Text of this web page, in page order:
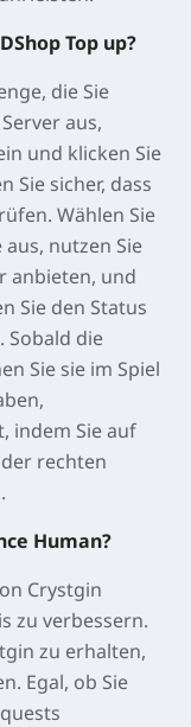
Top up?
die Sie
aus,
und klicken Sie
Sie sicher, dass
Wählen Sie
nutzen Sie
anbieten, und
Sie den Status
Sobald die
Sie sie im Spiel
indem Sie auf
rechten
Human?
Crystgin
zu verbessern.
zu erhalten,
Egal, ob Sie